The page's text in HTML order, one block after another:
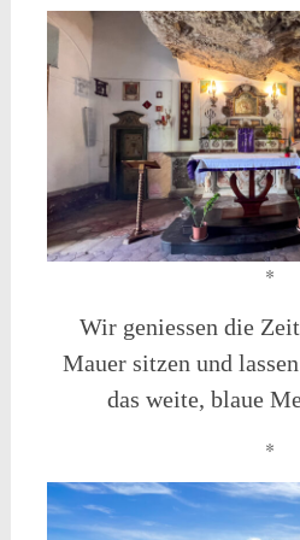
*
Wir geniessen die
Mauer sitzen und
das weite, blaue
*